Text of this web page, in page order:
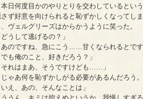
日何度目かのやりとりを交わしているとい
さず好意を向けられると恥ずかしくなってし
、ヴェルグリーズはからかうように笑った。
どうして逃げるの？」
あのですね、急にこう……甘くなられるとで
でも俺のこと、好きだろう？」
それはまあ、そうですけども……」
じゃあ何を恥ずかしがる必要があるんだろう
いえ、あの、そんなことは」